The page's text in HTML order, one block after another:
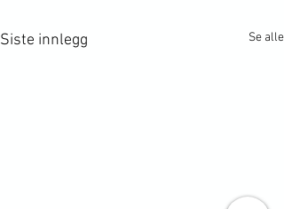
Siste innlegg Se alle